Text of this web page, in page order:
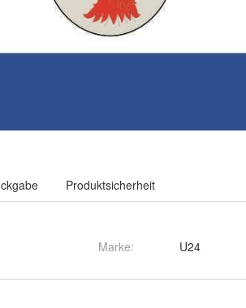
Produktsicherheit
Marke: U24